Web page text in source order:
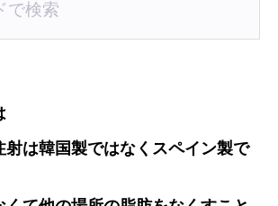
射は韓国製ではなくスペイン製で